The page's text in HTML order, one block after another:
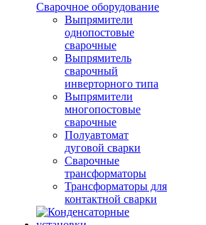
Сварочное оборудование
Выпрямители
однопостовые
сварочные
Выпрямитель
сварочный
инверторного типа
Выпрямители
многопостовые
сварочные
Полуавтомат
дуговой сварки
Сварочные
трансформаторы
Трансформаторы для
контактной сварки